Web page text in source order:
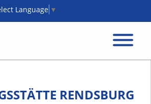
Language ▼
RENDSBURG